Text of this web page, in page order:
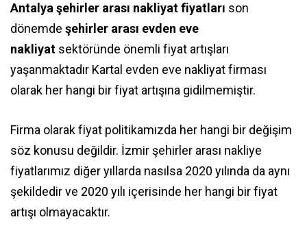
Antalya şehirler arası nakliyat fiyatları son
dönemde şehirler arası evden eve
nakliyat sektöründe önemli fiyat artışları
yaşanmaktadır Kartal evden eve nakliyat firması
olarak her hangi bir fiyat artışına gidilmemiştir.
Firma olarak fiyat politikamızda her hangi bir değişim
söz konusu değildir. İzmir şehirler arası nakliye
fiyatlarımız diğer yıllarda nasılsa 2020 yılında da aynı
şekildedir ve 2020 yılı içerisinde her hangi bir fiyat
artışı olmayacaktır.